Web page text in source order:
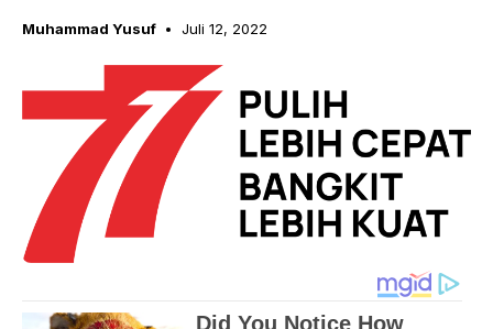
Muhammad Yusuf Juli 12, 2022